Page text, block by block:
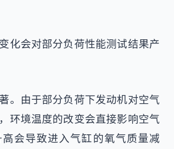
化会对部分负荷性能测试结果产
。由于部分负荷下发动机对空气
环境温度的改变会直接影响空气
会导致进入气缸的氧气质量减